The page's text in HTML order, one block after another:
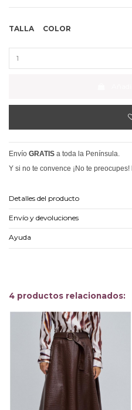
TALLA COLOR
Envío GRATIS a toda la Península.
Y si no te convence ¡No te preocupes!
Detalles del producto
Envío y devoluciones
Ayuda
4 productos relacionados: